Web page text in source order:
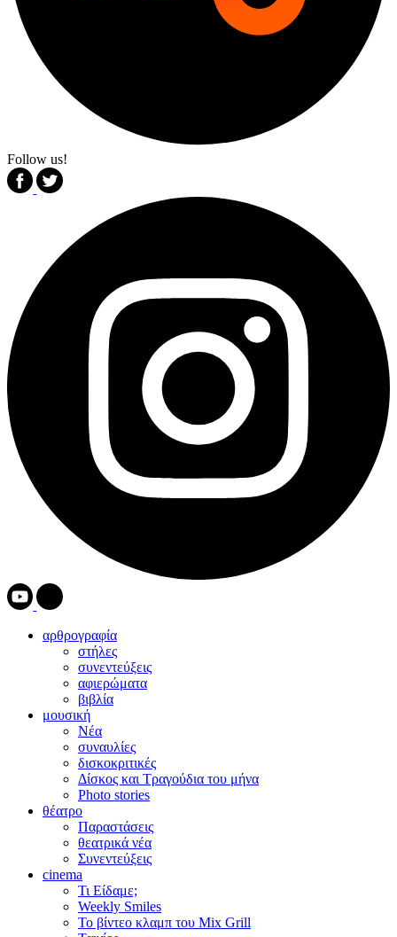
Follow us!
αρθρογραφία
στήλες
συνεντεύξεις
αφιερώματα
βιβλία
μουσική
Νέα
συναυλίες
δισκοκριτικές
Δίσκος και Τραγούδια του μήνα
Photo stories
θέατρο
Παραστάσεις
θεατρικά νέα
Συνεντεύξεις
cinema
Τι Είδαμε;
Weekly Smiles
Το βίντεο κλαμπ του Mix Grill